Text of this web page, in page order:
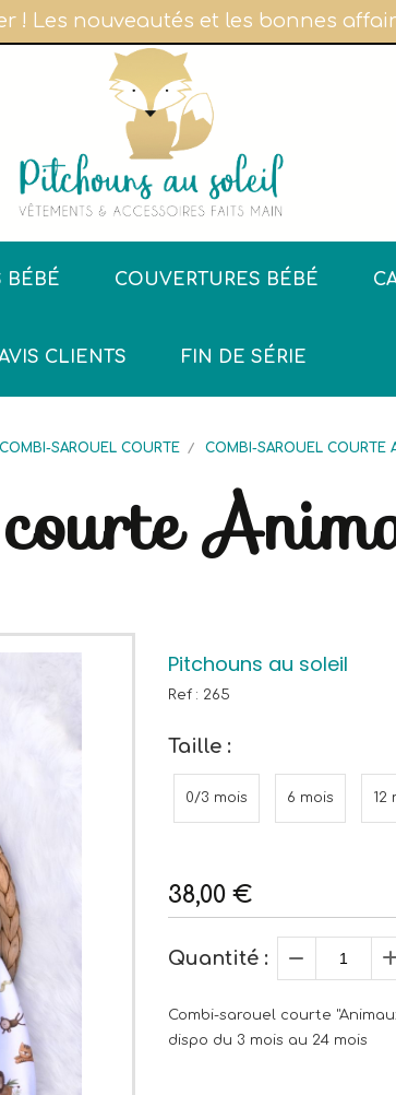
! Les nouveautés et les bonnes
BÉBÉ COUVERTURES BÉBÉ
CLIENTS FIN DE SÉRIE
COMBI-SAROUEL COURTE COMBI-SAROUEL COURTE
Pitchouns au soleil
Ref : 265
Taille :
0/3 mois 6 mois 12
38,00 €
Quantité :
Combi-sarouel courte
dispo du 3 mois au 24 mois